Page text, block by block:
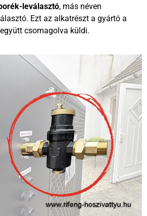
leválasztó, más néven
Ezt az alkatrészt a gyártó a
csomagolva küldi.